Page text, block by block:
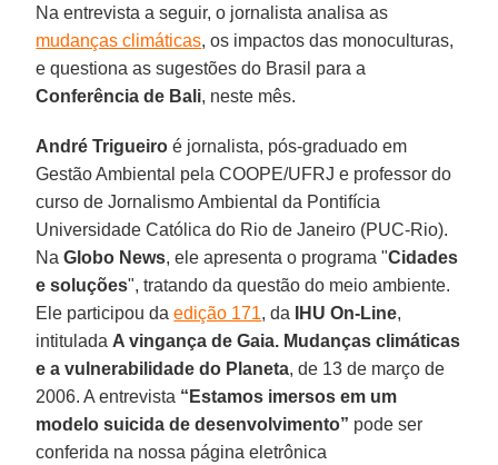
Na entrevista a seguir, o jornalista analisa as
mudanças climáticas, os impactos das monoculturas,
e questiona as sugestões do Brasil para a
Conferência de Bali, neste mês.
André Trigueiro é jornalista, pós-graduado em
Gestão Ambiental pela COOPE/UFRJ e professor do
curso de Jornalismo Ambiental da Pontifícia
Universidade Católica do Rio de Janeiro (PUC-Rio).
NaGlobo News, ele apresenta o programa "Cidades
e soluções", tratando da questão do meio ambiente.
Ele participou daedição 171, da IHU On-Line,
intitulada A vingança de Gaia. Mudanças climáticas
e a vulnerabilidade do Planeta, de 13 de março de
2006. A entrevista “Estamos imersos em um
modelo suicida de desenvolvimento” pode ser
conferida na nossa página eletrônica